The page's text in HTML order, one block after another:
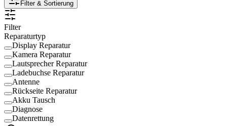
Filter & Sortierung
Filter
Reparaturtyp
Display Reparatur
Kamera Reparatur
Lautsprecher Reparatur
Ladebuchse Reparatur
Antenne
Rückseite Reparatur
Akku Tausch
Diagnose
Datenrettung